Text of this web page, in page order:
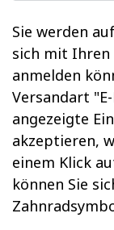
Sie werden
sich mit Ihren
anmelden
Versandart
angezeigte
akzeptieren,
einem Klick
können Sie